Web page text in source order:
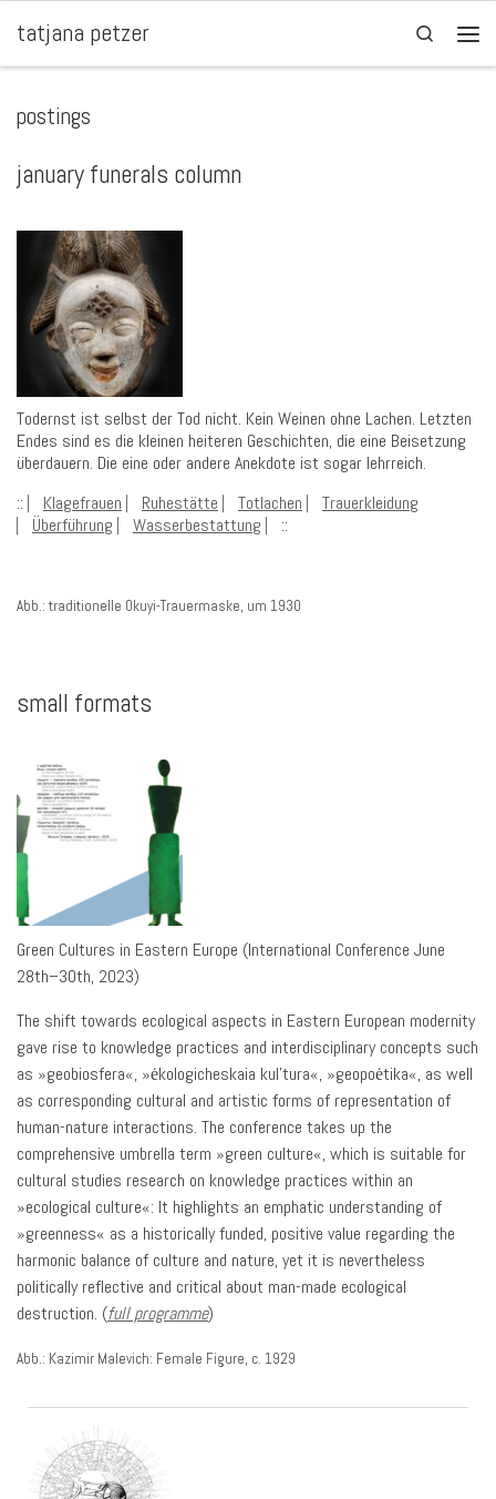
Zum Inhalt springen
tatjana petzer
Search
postings
january funerals column
Todernst ist selbst der Tod nicht. Kein Weinen ohne Lachen. Letzten
Endes sind es die kleinen heiteren Geschichten, die eine Beisetzung
überdauern. Die eine oder andere Anekdote ist sogar lehrreich.
:: ⎸ Klagefrauen ⎸ Ruhestätte ⎸ Totlachen ⎸ Trauerkleidung
⎸ Überführung ⎸ Wasserbestattung ⎸::
Abb.: traditionelle Okuyi-Trauermaske, um 1930
small formats
Green Cultures in Eastern Europe (International Conference June
28th–30th, 2023)
The shift towards ecological aspects in Eastern European modernity
gave rise to knowledge practices and interdisciplinary concepts such
as »geobiosfera«, »ėkologicheskaia kul’tura«, »geopoėtika«, as well
as corresponding cultural and artistic forms of representation of
human-nature interactions. The conference takes up the
comprehensive umbrella term »green culture«, which is suitable for
cultural studies research on knowledge practices within an
»ecological culture«: It highlights an emphatic understanding of
»greenness« as a historically funded, positive value regarding the
harmonic balance of culture and nature, yet it is nevertheless
politically reflective and critical about man-made ecological
destruction. (full programme)
Abb.: Kazimir Malevich: Female Figure, c. 1929